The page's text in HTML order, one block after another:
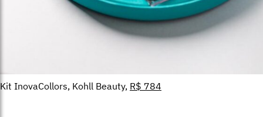
Kit InovaCollors, Kohll Beauty, R$ 784